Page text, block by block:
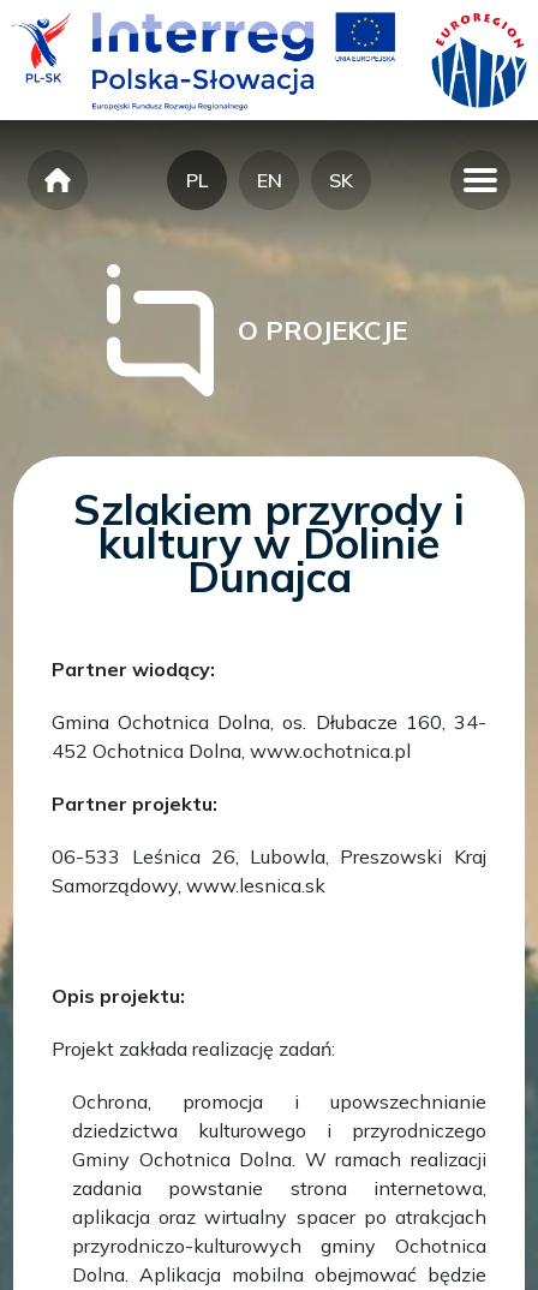
PL EN SK
O PROJEKCJE
Szlakiem przyrody i
kultury w Dolinie
Dunajca
Partner wiodący:
Gmina Ochotnica Dolna, os. Dłubacze 160, 34-
452 Ochotnica Dolna, www.ochotnica.pl
Partner projektu:
06-533 Leśnica 26, Lubowla, Preszowski Kraj
Samorządowy, www.lesnica.sk
Opis projektu:
Projekt zakłada realizację zadań:
Ochrona, promocja i upowszechnianie
dziedzictwa kulturowego i przyrodniczego
Gminy Ochotnica Dolna. W ramach realizacji
zadania powstanie strona internetowa,
aplikacja oraz wirtualny spacer po atrakcjach
przyrodniczo-kulturowych gminy Ochotnica
Dolna. Aplikacja mobilna obejmować będzie